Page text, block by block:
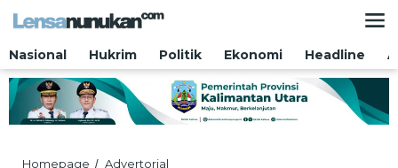
Nasional
Hukrim Politik Ekonomi Headline
Homepage / Advertorial